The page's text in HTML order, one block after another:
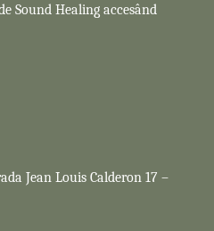
Sound Healing accesând
Jean Louis Calderon 17 –